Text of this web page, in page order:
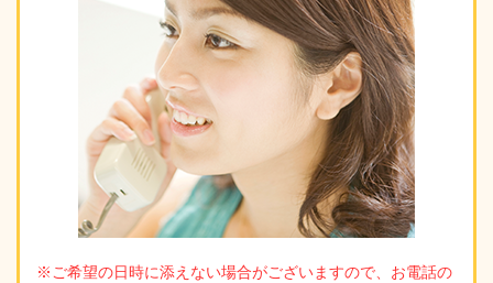
※ご希望の日時に添えない場合がございますので、お電話の